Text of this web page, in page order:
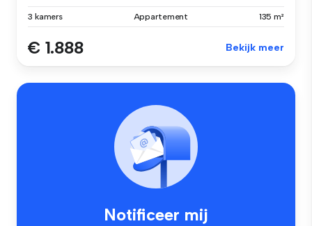
3 kamers Appartement 135 m²
€ 1.888 Bekijk meer
Notificeer mij